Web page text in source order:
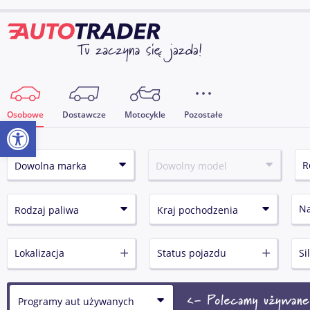
Osobowe Dostawcze Motocykle Pozostałe
Lokalizacja Status pojazdu
Otwórz pasek narzędzi